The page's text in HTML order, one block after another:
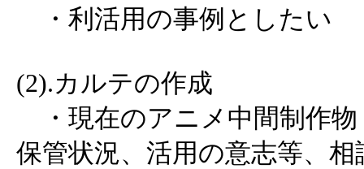
・利活用の事例としたい
(2).カルテの作成
・現在のアニメ中間制作
保管状況、活用の意志等、